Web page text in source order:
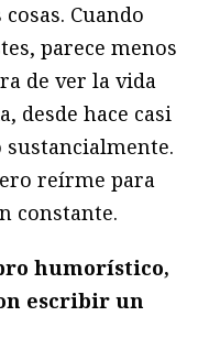
Cuando
parece menos
de ver la vida
desde hace casi
sustancialmente.
reírme para
constante.
humorístico,
escribir un